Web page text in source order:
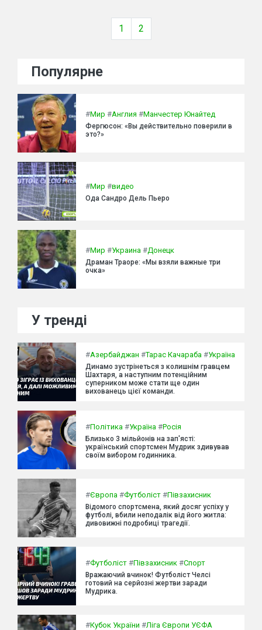
1 2
Популярне
#Мир #Англия #Манчестер Юнайтед
Фергюсон: «Вы действительно поверили в
это?»
#Мир #видео
Ода Сандро Дель Пьеро
#Мир #Украина #Донецк
Драман Траоре: «Мы взяли важные три
очка»
У тренді
#Азербайджан #Тарас Качараба #Україна
Динамо зустрінеться з колишнім гравцем
Шахтаря, а наступним потенційним
суперником може стати ще один
вихованець цієї команди.
#Політика #Україна #Росія
Близько 3 мільйонів на зап'ясті:
український спортсмен Мудрик здивував
своїм вибором годинника.
#Європа #Футболіст #Півзахисник
Відомого спортсмена, який досяг успіху у
футболі, вбили неподалік від його житла:
дивовижні подробиці трагедії.
#Футболіст #Півзахисник #Спорт
Вражаючий вчинок! Футболіст Челсі
готовий на серйозні жертви заради
Мудрика.
#Кубок України #Ліга Європи УЄФА